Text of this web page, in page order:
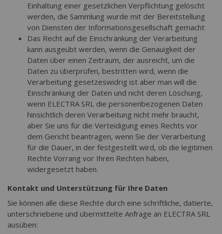
Einhaltung einer gesetzlichen Verpflichtung gelöscht
werden, die Sammlung wurde mit der Bereitstellung
von Diensten der Informationsgesellschaft gemacht
Das Recht auf die Einschränkung der Verarbeitung
kann ausgeübt werden, wenn die Genauigkeit der
Daten über einen Zeitraum, der ausreicht, um die
Daten zu überprüfen, bestritten wird, wenn die
Verarbeitung gesetzeswidrig ist aber man will die
Einschränkung der Daten und nicht deren Löschung,
wenn ELECTRA SRL die personenbezogenen Daten
hinsichtlich deren Verarbeitung nicht mehr braucht,
aber Sie uns für die Verteidigung eines Rechts vor
dem Gericht beantragen, wenn Sie der Verarbeitung
für die Dauer, in der festgestellt wird, ob die legitimen
Rechte Vorrang vor Ihren Rechten haben,
widergesetzt haben.
Kontakt und Unterstützung für Ihre Daten
Sie können alle diese Rechte durch eine schriftliche, datierte,
unterschriebene und übermittelte Anfrage an ELECTRA SRL
ausüben: